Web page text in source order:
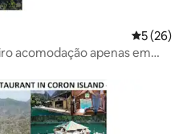
5 (26)
acomodação apenas em